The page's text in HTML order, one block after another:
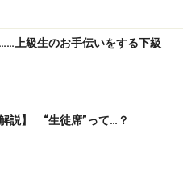
紫吹淳 TBS 19:00～「プレ
美園さくら MX 11:00～
」
14:00～「宝塚プ
上級生のお手伝いをする下級
解説】 “生徒席”って…？